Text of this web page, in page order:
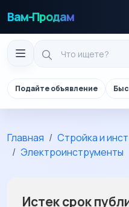
Вам-Продам
Подайте объявление
Главная
Стройка и
Электроинструменты
Истек срок